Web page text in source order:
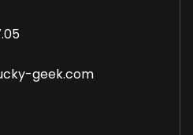
geek.com